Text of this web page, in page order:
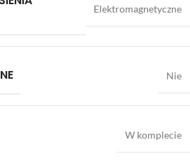
Elektromagnetyczne
Nie
W komplecie